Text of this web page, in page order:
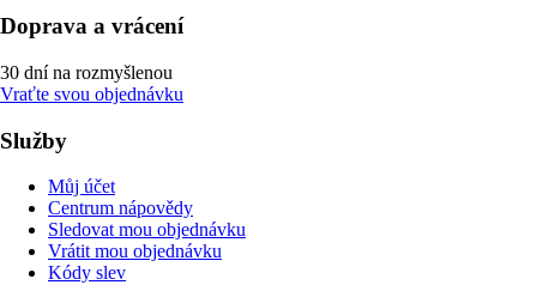
Doprava a vrácení
30 dní na rozmyšlenou
Vraťte svou objednávku
Služby
Můj účet
Centrum nápovědy
Sledovat mou objednávku
Vrátit mou objednávku
Kódy slev